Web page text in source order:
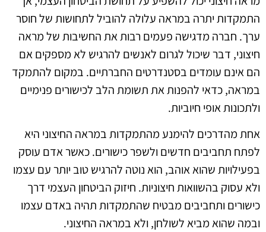
התמקדות יתרה במראה עלולה להוביל לתחושות של חוסר
ערך. חברה מדגישה פעמים רבות את החשיבות של מראה
חיצוני, דבר שיכול לגרום לאנשים להרגיש לא מספקים אם
הם אינם עומדים בסטנדרטים החברתיים. במקום להתמקד
במראה, כדאי להפנות את תשומת הלב לכישורים פנימיים
ולתכונות אופי חיוביות.
אחת מהדרכים להימנע מהתמקדות במראה החיצוני היא
לפתח תחביבים חדשים ולשפר כישורים. כאשר אדם עוסק
בפעילויות שהוא אוהב, הוא נוטה להרגיש טוב יותר עם עצמו
ולא עסוק בהשוואות חיצוניות. חיזוק הביטחון העצמי דרך
כישורים ותחביבים מבטיח שהתמקדות תהיה באדם עצמו
ובמה שהוא מביא לשולחן, ולא במראה החיצוני.